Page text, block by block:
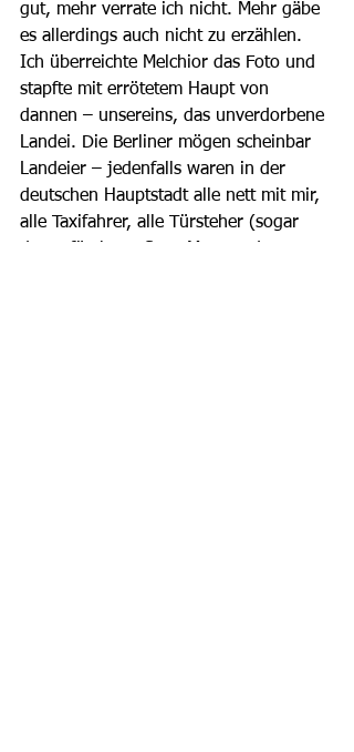
gut, mehr verrate ich nicht. Mehr gäbe
es allerdings auch nicht zu erzählen.
Ich überreichte Melchior das Foto und
stapfte mit errötetem Haupt von
dannen – unsereins, das unverdorbene
Landei. Die Berliner mögen scheinbar
Landeier – jedenfalls waren in der
deutschen Hauptstadt alle nett mit mir,
alle Taxifahrer, alle Türsteher (sogar